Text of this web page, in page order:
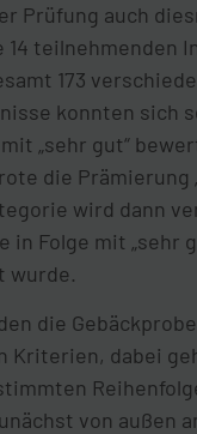
Prüfung auch
14 teilnehmenden
173
konnten sich
„sehr gut“
die Prämierung
wird dann
in Folge mit „sehr
wurde.
die
Kriterien, dabei
von außen